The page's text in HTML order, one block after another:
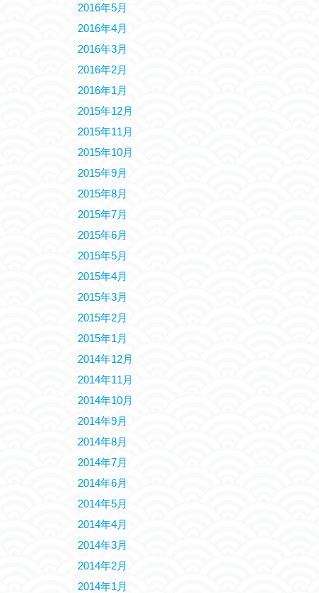
2016年5月
2016年4月
2016年3月
2016年2月
2016年1月
2015年12月
2015年11月
2015年10月
2015年9月
2015年8月
2015年7月
2015年6月
2015年5月
2015年4月
2015年3月
2015年2月
2015年1月
2014年12月
2014年11月
2014年10月
2014年9月
2014年8月
2014年7月
2014年6月
2014年5月
2014年4月
2014年3月
2014年2月
2014年1月